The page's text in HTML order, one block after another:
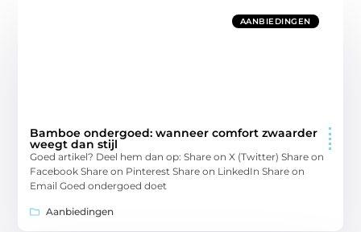
AANBIEDINGEN
Bamboe ondergoed: wanneer comfort zwaarder
weegt dan stijl
Goed artikel? Deel hem dan op: Share on X (Twitter) Share on
Facebook Share on Pinterest Share on LinkedIn Share on
Email Goed ondergoed doet
Aanbiedingen